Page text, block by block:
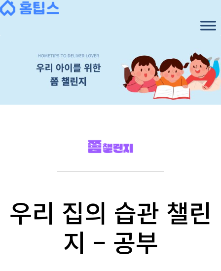
우리 집의 습관 챌린
지 – 공부